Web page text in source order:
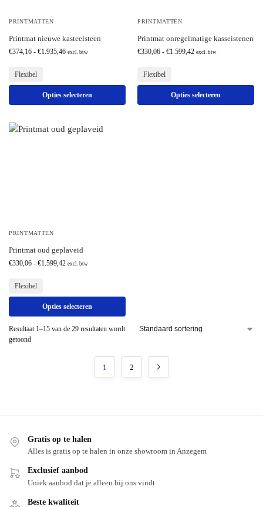
PRINTMATTEN
Printmat nieuwe kasteelsteen
€374,16 - €1.935,46 excl. btw
Flexibel
Opties selecteren
PRINTMATTEN
Printmat onregelmatige kasseistenen
€330,06 - €1.599,42 excl. btw
Flexibel
Opties selecteren
PRINTMATTEN
Printmat oud geplaveid
€330,06 - €1.599,42 excl. btw
Flexibel
Opties selecteren
Resultaat 1–15 van de 29 resultaten wordt
getoond
1 2
Gratis op te halen
Alles is gratis op te halen in onze showroom in Anzegem
Exclusief aanbod
Uniek aanbod dat je alleen bij ons vindt
Beste kwaliteit